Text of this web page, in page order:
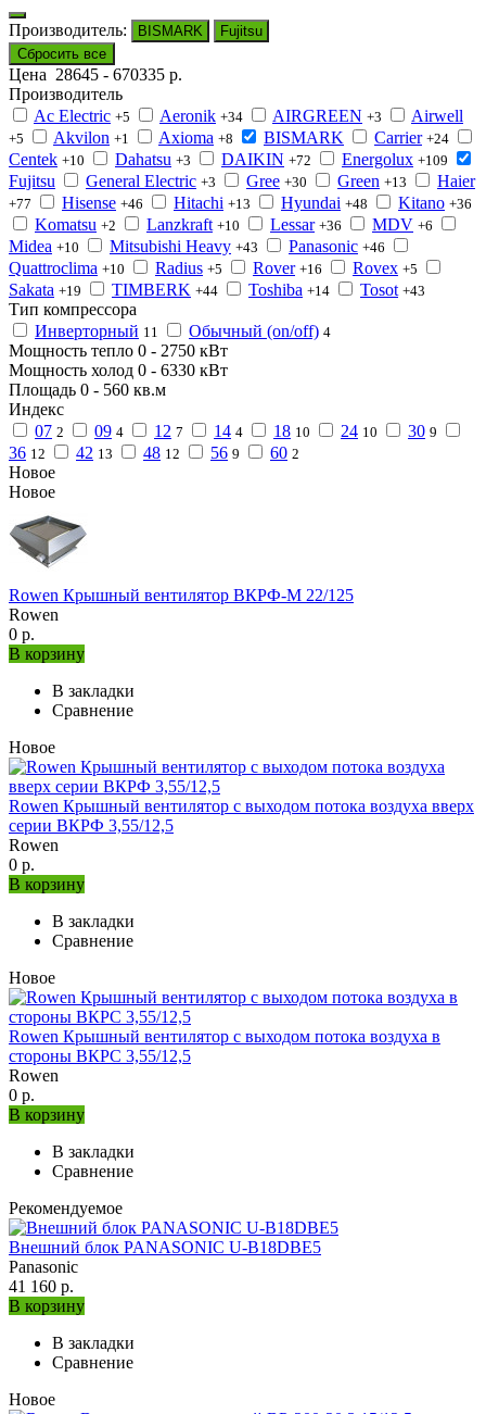
Производитель: BISMARK
Fujitsu
Сбросить все
Цена 28645 - 670335 р.
Производитель
Ac Electric +5 Aeronik +34 AIRGREEN +3 Airwell
+5 Akvilon +1 Axioma +8 BISMARK Carrier +24
Centek +10 Dahatsu +3 DAIKIN +72 Energolux +109
Fujitsu General Electric +3 Gree +30 Green +13 Haier
+77 Hisense +46 Hitachi +13 Hyundai +48 Kitano +36
Komatsu +2 Lanzkraft +10 Lessar +36 MDV +6
Midea +10 Mitsubishi Heavy +43 Panasonic +46
Quattroclima +10 Radius +5 Rover +16 Rovex +5
Sakata +19 TIMBERK +44 Toshiba +14 Tosot +43
Тип компрессора
Инверторный 11 Обычный (on/off) 4
Мощность тепло 0 - 2750 кВт
Мощность холод 0 - 6330 кВт
Площадь 0 - 560 кв.м
Индекс
07 2 09 4 12 7 14 4 18 10 24 10 30 9
36 12 42 13 48 12 56 9 60 2
Новое
Новое
Rowen Крышный вентилятор ВКРФ-М 22/125
Rowen
0 р.
В корзину
В закладки
Сравнение
Новое
Rowen Крышный вентилятор с выходом потока воздуха вверх
серии ВКРФ 3,55/12,5
Rowen
0 р.
В корзину
В закладки
Сравнение
Новое
Rowen Крышный вентилятор с выходом потока воздуха в
стороны ВКРС 3,55/12,5
Rowen
0 р.
В корзину
В закладки
Сравнение
Рекомендуемое
Внешний блок PANASONIC U-B18DBE5
Panasonic
41 160 р.
В корзину
В закладки
Сравнение
Новое